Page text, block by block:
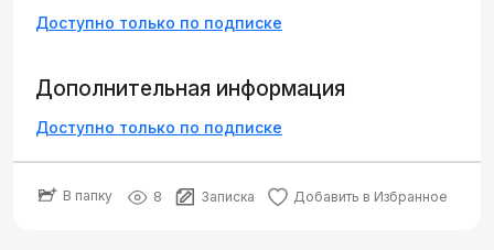
Доступно только по подписке
Дополнительная информация
Доступно только по подписке
В папку 8 Записка Добавить в Избранное